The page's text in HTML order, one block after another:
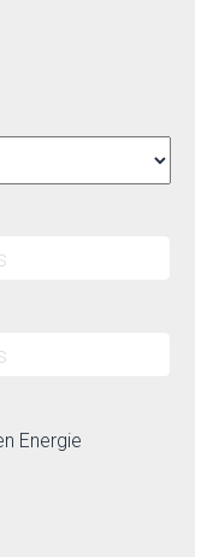
Energie